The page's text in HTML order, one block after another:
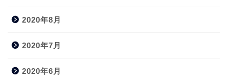
2020年8月
2020年7月
2020年6月